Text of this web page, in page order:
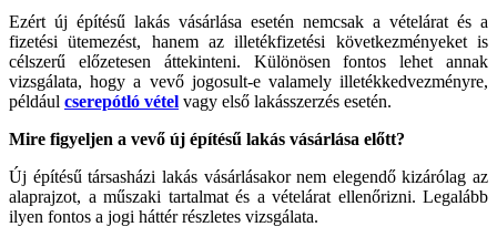
Ezért új építésű lakás vásárlása esetén nemcsak a vételárat és a
fizetési ütemezést, hanem az illetékfizetési következményeket is
célszerű előzetesen áttekinteni. Különösen fontos lehet annak
vizsgálata, hogy a vevő jogosult-e valamely illetékkedvezményre,
például cserepótló vétel vagy első lakásszerzés esetén.
Mire figyeljen a vevő új építésű lakás vásárlása előtt?
Új építésű társasházi lakás vásárlásakor nem elegendő kizárólag az
alaprajzot, a műszaki tartalmat és a vételárat ellenőrizni. Legalább
ilyen fontos a jogi háttér részletes vizsgálata.